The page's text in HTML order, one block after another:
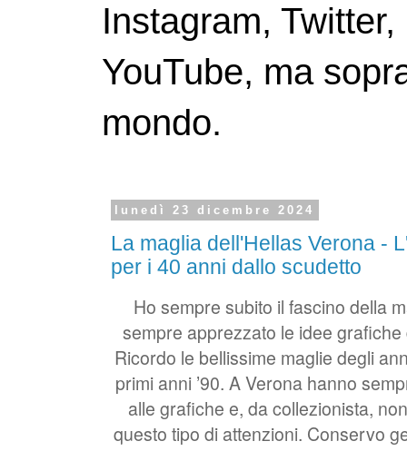
Instagram,
YouTube, ma
mondo.
lunedì 23 dicembre 2024
La maglia dell'Hellas Verona -
per i 40 anni dallo scudetto
Ho sempre subito il fascino della
sempre apprezzato le idee
Ricordo le bellissime maglie degli
primi anni ’90. A Verona hanno
alle grafiche e, da collezionista,
questo tipo di attenzioni. Conservo